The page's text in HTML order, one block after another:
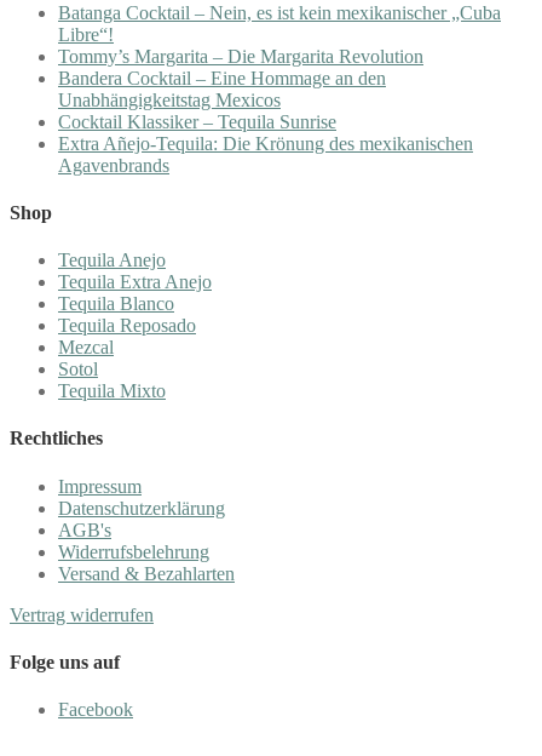
Batanga Cocktail – Nein, es ist kein mexikanischer „Cuba
Libre“!
Tommy’s Margarita – Die Margarita Revolution
Bandera Cocktail – Eine Hommage an den
Unabhängigkeitstag Mexicos
Cocktail Klassiker – Tequila Sunrise
Extra Añejo-Tequila: Die Krönung des mexikanischen
Agavenbrands
Shop
Tequila Anejo
Tequila Extra Anejo
Tequila Blanco
Tequila Reposado
Mezcal
Sotol
Tequila Mixto
Rechtliches
Impressum
Datenschutzerklärung
AGB's
Widerrufsbelehrung
Versand & Bezahlarten
Vertrag widerrufen
Folge uns auf
Facebook